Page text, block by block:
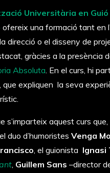
Universitària en
ofereix una formació tant en
direcció o el disseny de
gràcies a la presència
Absoluta. En el curs, hi
expliquen la seva
s’imparteix aquest curs
duo d’humoristes Venga
, el guionista Ignasi
, Guillem Sans –director